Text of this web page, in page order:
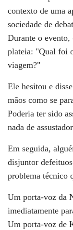
contexto de uma
sociedade de
Durante o
plateia: "Qual foi
viagem?"
Ele hesitou e
mãos como se
Poderia ter sido
nada de
Em seguida,
disjuntor
problema técnico
Um porta-voz da
imediatamente
Um porta-voz de